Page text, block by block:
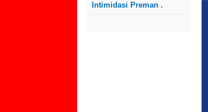
Intimidasi Preman .